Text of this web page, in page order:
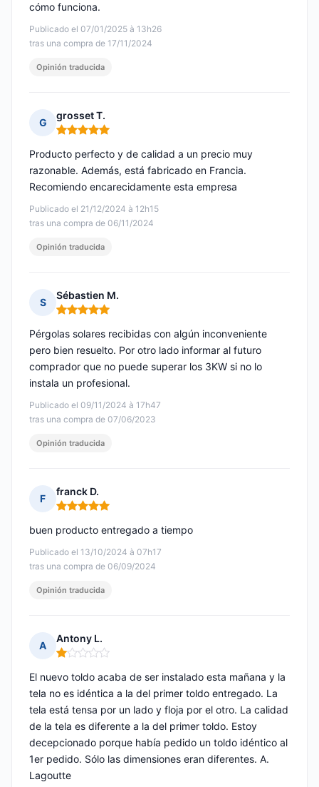
Publicado el 07/01/2025 à 13h26
tras una compra de 17/11/2024
cómo funciona.
Opinión traducida
G
grosset T.
Nota: 5 de 5
Publicado el 21/12/2024 à 12h15
tras una compra de 06/11/2024
Producto perfecto y de calidad a un precio muy
razonable. Además, está fabricado en Francia.
Recomiendo encarecidamente esta empresa
Opinión traducida
S
Sébastien M.
Nota: 5 de 5
Publicado el 09/11/2024 à 17h47
tras una compra de 07/06/2023
Pérgolas solares recibidas con algún inconveniente
pero bien resuelto. Por otro lado informar al futuro
comprador que no puede superar los 3KW si no lo
instala un profesional.
Opinión traducida
F
franck D.
Nota: 5 de 5
Publicado el 13/10/2024 à 07h17
tras una compra de 06/09/2024
buen producto entregado a tiempo
Opinión traducida
A
Antony L.
Nota: 1 de 5
El nuevo toldo acaba de ser instalado esta mañana y la
tela no es idéntica a la del primer toldo entregado. La
tela está tensa por un lado y floja por el otro. La calidad
de la tela es diferente a la del primer toldo. Estoy
decepcionado porque había pedido un toldo idéntico al
1er pedido. Sólo las dimensiones eran diferentes. A.
Lagoutte